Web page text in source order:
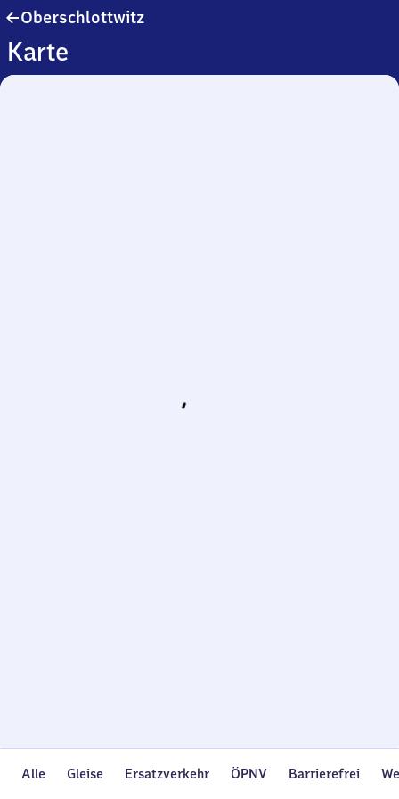
Oberschlottwitz
Karte
Alle Gleise Ersatzverkehr ÖPNV Barrierefrei